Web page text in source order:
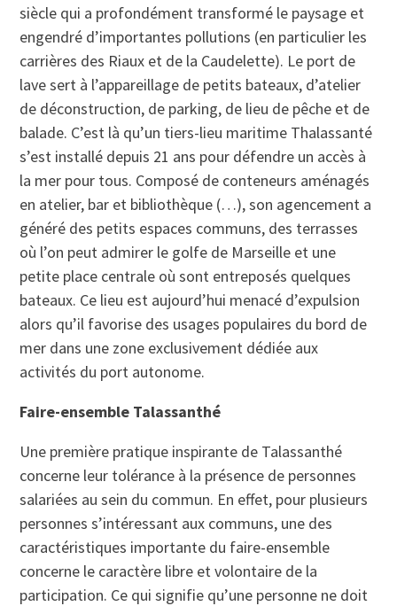
siècle qui a profondément transformé le paysage et
engendré d’importantes pollutions (en particulier les
carrières des Riaux et de la Caudelette). Le port de
lave sert à l’appareillage de petits bateaux, d’atelier
de déconstruction, de parking, de lieu de pêche et de
balade. C’est là qu’un tiers-lieu maritime Thalassanté
s’est installé depuis 21 ans pour défendre un accès à
la mer pour tous. Composé de conteneurs aménagés
en atelier, bar et bibliothèque (…), son agencement a
généré des petits espaces communs, des terrasses
où l’on peut admirer le golfe de Marseille et une
petite place centrale où sont entreposés quelques
bateaux. Ce lieu est aujourd’hui menacé d’expulsion
alors qu’il favorise des usages populaires du bord de
mer dans une zone exclusivement dédiée aux
activités du port autonome.
Faire-ensemble Talassanthé
Une première pratique inspirante de Talassanthé
concerne leur tolérance à la présence de personnes
salariées au sein du commun. En effet, pour plusieurs
personnes s’intéressant aux communs, une des
caractéristiques importante du faire-ensemble
concerne le caractère libre et volontaire de la
participation. Ce qui signifie qu’une personne ne doit